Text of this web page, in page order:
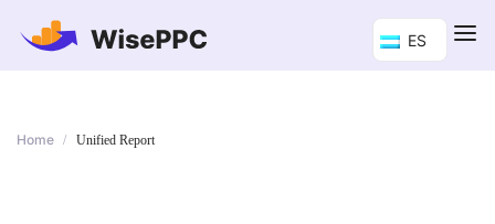
ES
Home / Unified Report